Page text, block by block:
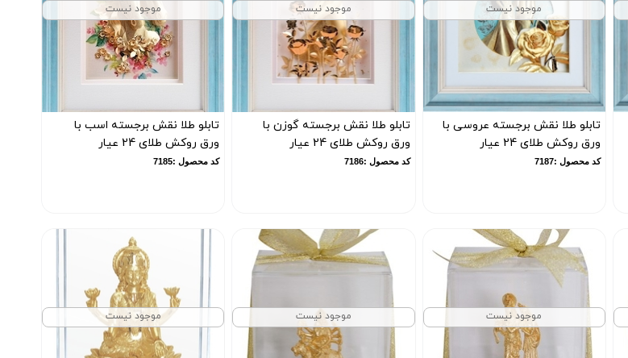
موجود نیست
تابلو طلا نقش برجسته عروسی با
ورق روکش طلای 24 عیار
کد محصول :7187
موجود نیست
تابلو طلا نقش برجسته گوزن با
ورق روکش طلای 24 عیار
کد محصول :7186
موجود نیست
تابلو طلا نقش برجسته اسب با
ورق روکش طلای 24 عیار
کد محصول :7185
موجود نیست موجود نیست موجود نیست